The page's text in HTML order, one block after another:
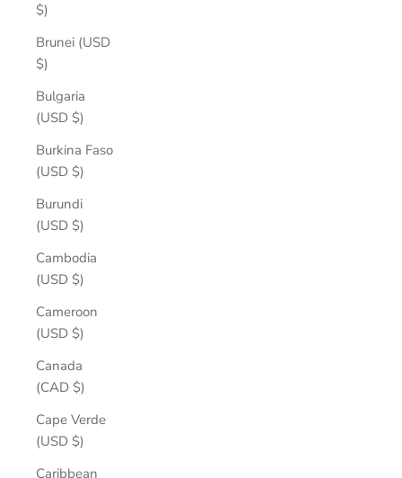
$)
Brunei (USD
$)
Bulgaria
(USD $)
Burkina Faso
(USD $)
Burundi
(USD $)
Cambodia
(USD $)
Cameroon
(USD $)
Canada
(CAD $)
Cape Verde
(USD $)
Caribbean